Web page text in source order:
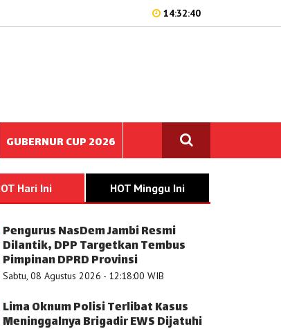
14:32:40
GUBERNUR CUP 2026
Hari Ini HOT Minggu Ini
Pengurus NasDem Jambi Resmi
Dilantik, DPP Targetkan Tembus
Pimpinan DPRD Provinsi
Sabtu, 08 Agustus 2026 - 12:18:00 WIB
Lima Oknum Polisi Terlibat Kasus
Meninggalnya Brigadir EWS Dijatuhi